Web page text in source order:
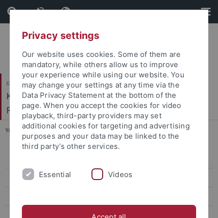
Skip
to
content
Skip
to
footer
Katholisch-Theologische Fakultät
Kath. Institut für berufsorientierte
Religionspädagogik
You are here: Startseite ... eMaterial
eDidaktik
Privacy settings
Our website uses cookies. Some of them are
mandatory, while others allow us to improve
your experience while using our website. You
may change your settings at any time via the
Data Privacy Statement at the bottom of the
page. When you accept the cookies for video
playback, third-party providers may set
additional cookies for targeting and advertising
purposes and your data may be linked to the
third party’s other services.
Essential Videos